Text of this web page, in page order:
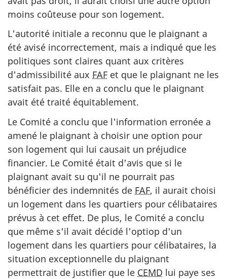
moins coûteuse pour son logement.
L'autorité initiale a reconnu que le plaignant a
été avisé incorrectement, mais a indiqué que les
politiques sont claires quant aux critères
d'admissibilité aux FAF et que le plaignant ne les
satisfait pas. Elle en a conclu que le plaignant
avait été traité équitablement.
Le Comité a conclu que l'information erronée a
amené le plaignant à choisir une option pour
son logement qui lui causait un préjudice
financier. Le Comité était d'avis que si le
plaignant avait su qu'il ne pourrait pas
bénéficier des indemnités de FAF, il aurait choisi
un logement dans les quartiers pour célibataires
prévus à cet effet. De plus, le Comité a conclu
que même s'il avait décidé l'optiop d'un
logement dans les quartiers pour célibataires, la
situation exceptionnelle du plaignant
permettrait de justifier que le CEMD lui paye ses